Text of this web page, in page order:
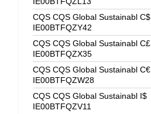
CQS CQS Global Sustainabl C$
IE00BTFQZY42
CQS CQS Global Sustainabl C£
IE00BTFQZX35
CQS CQS Global Sustainabl C€
IE00BTFQZW28
CQS CQS Global Sustainabl I$
IE00BTFQZV11